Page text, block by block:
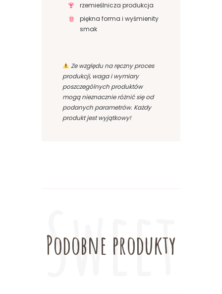
rzemieślnicza produkcja
piękna forma i wyśmienity
smak
Ze względu na ręczny proces
produkcji, waga i wymiary
poszczególnych produktów
mogą nieznacznie różnić się od
podanych parametrów. Każdy
produkt jest wyjątkowy!
Podobne produkty